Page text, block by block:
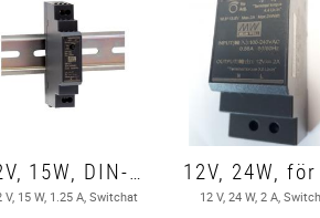
12V, 15W, DIN-skena, Nätagregat1,
V, 15 W, 1.25 A, Switchat 12 V, 24 W, 2 A,